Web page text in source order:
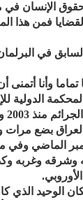
الإنسان
فمن هذا
في
تماما وأنا أتمنى
الدولية
بضع مرات
الماضي وفي
وشرقه وغربه
الوحيد الذي